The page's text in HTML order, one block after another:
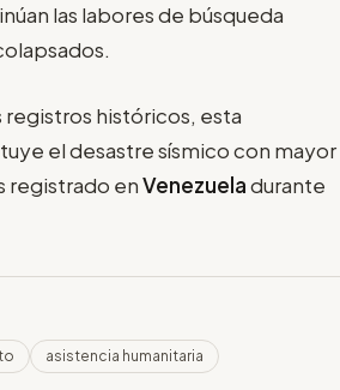
las labores de búsqueda
registros históricos, esta
el desastre sísmico con mayor
registrado enVenezueladurante
asistencia humanitaria